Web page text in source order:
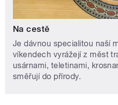
Na cestě
Je dávnou specialitou naší
víkendech vyrážejí z měst
usárnami, teletinami,
směřují do přírody.